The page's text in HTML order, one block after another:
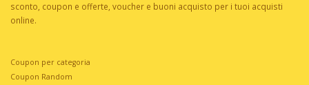
sconto, coupon e offerte, voucher e buoni acquisto per i tuoi acquisti
online.
Coupon per categoria
Coupon Random